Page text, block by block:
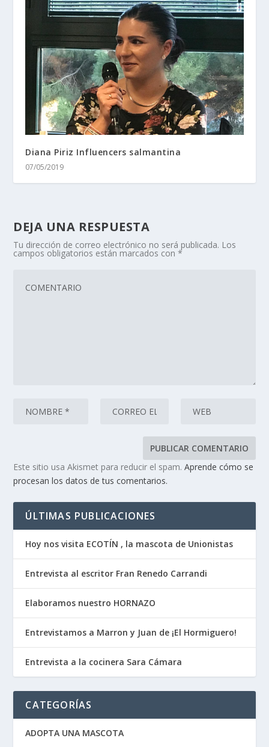
Diana Piriz Influencers salmantina
07/05/2019
DEJA UNA RESPUESTA
Tu dirección de correo electrónico no será publicada. Los
campos obligatorios están marcados con*
Este sitio usa Akismet para reducir el spam.Aprende cómo se
procesan los datos de tus comentarios.
ÚLTIMAS PUBLICACIONES
Hoy nos visita ECOTÍN , la mascota de Unionistas
Entrevista al escritor Fran Renedo Carrandi
Elaboramos nuestro HORNAZO
Entrevistamos a Marron y Juan de ¡El Hormiguero!
Entrevista a la cocinera Sara Cámara
CATEGORÍAS
ADOPTA UNA MASCOTA